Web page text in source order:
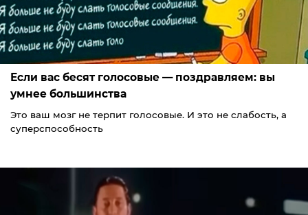
Если вас бесят голосовые — поздравляем: вы
умнее большинства
Это ваш мозг не терпит голосовые. И это не слабость, а
суперспособность